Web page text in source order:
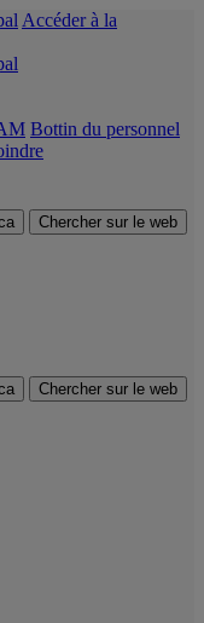
Accéder à la
Bottin du personnel
Chercher sur le web
Chercher sur le web